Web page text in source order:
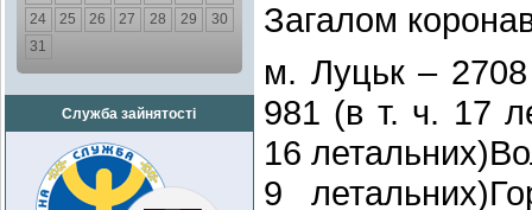
24
25 26 27 28 29
30
31
Служба зайнятості
Загалом
м. Луцьк –
981 (в т. ч. 17
16
9